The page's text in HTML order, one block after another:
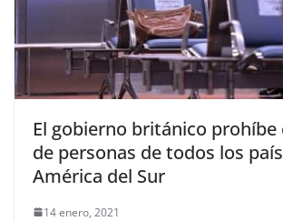
El gobierno británico prohíbe
de personas de todos los
América del Sur
14 enero, 2021